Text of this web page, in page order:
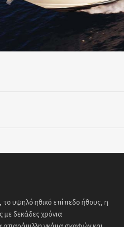
υψηλό ηθικό επίπεδο ήθους, η
με δεκάδες χρόνια